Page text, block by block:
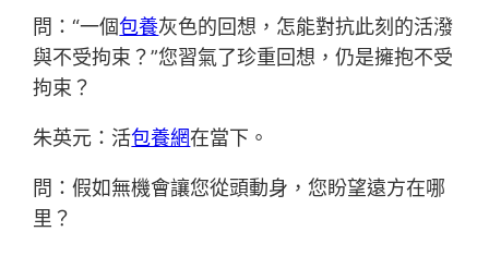
問：“一個包養灰色的回想，怎能對抗此刻的活潑
與不受拘束？”您習氣了珍重回想，仍是擁抱不受
拘束？
朱英元：活包養網在當下。
問：假如無機會讓您從頭動身，您盼望遠方在哪
里？